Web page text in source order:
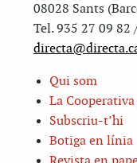
08028 Sants
Tel. 935 27 09 82
Qui som
La
Subscriu-t’hi
Botiga en línia